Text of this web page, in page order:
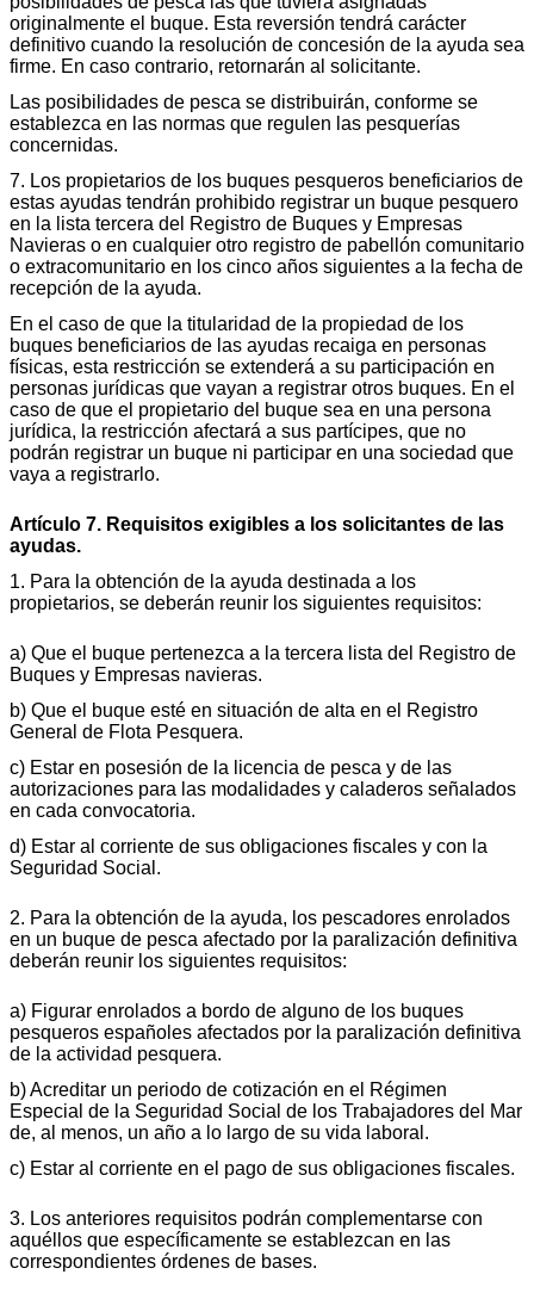
originalmente el buque. Esta reversión tendrá carácter
definitivo cuando la resolución de concesión de la ayuda sea
firme. En caso contrario, retornarán al solicitante.
Las posibilidades de pesca se distribuirán, conforme se
establezca en las normas que regulen las pesquerías
concernidas.
7. Los propietarios de los buques pesqueros beneficiarios de
estas ayudas tendrán prohibido registrar un buque pesquero
en la lista tercera del Registro de Buques y Empresas
Navieras o en cualquier otro registro de pabellón comunitario
o extracomunitario en los cinco años siguientes a la fecha de
recepción de la ayuda.
En el caso de que la titularidad de la propiedad de los
buques beneficiarios de las ayudas recaiga en personas
físicas, esta restricción se extenderá a su participación en
personas jurídicas que vayan a registrar otros buques. En el
caso de que el propietario del buque sea en una persona
jurídica, la restricción afectará a sus partícipes, que no
podrán registrar un buque ni participar en una sociedad que
vaya a registrarlo.
Artículo 7. Requisitos exigibles a los solicitantes de las
ayudas.
1. Para la obtención de la ayuda destinada a los
propietarios, se deberán reunir los siguientes requisitos:
a) Que el buque pertenezca a la tercera lista del Registro de
Buques y Empresas navieras.
b) Que el buque esté en situación de alta en el Registro
General de Flota Pesquera.
c) Estar en posesión de la licencia de pesca y de las
autorizaciones para las modalidades y caladeros señalados
en cada convocatoria.
d) Estar al corriente de sus obligaciones fiscales y con la
Seguridad Social.
2. Para la obtención de la ayuda, los pescadores enrolados
en un buque de pesca afectado por la paralización definitiva
deberán reunir los siguientes requisitos:
a) Figurar enrolados a bordo de alguno de los buques
pesqueros españoles afectados por la paralización definitiva
de la actividad pesquera.
b) Acreditar un periodo de cotización en el Régimen
Especial de la Seguridad Social de los Trabajadores del Mar
de, al menos, un año a lo largo de su vida laboral.
c) Estar al corriente en el pago de sus obligaciones fiscales.
3. Los anteriores requisitos podrán complementarse con
aquéllos que específicamente se establezcan en las
correspondientes órdenes de bases.